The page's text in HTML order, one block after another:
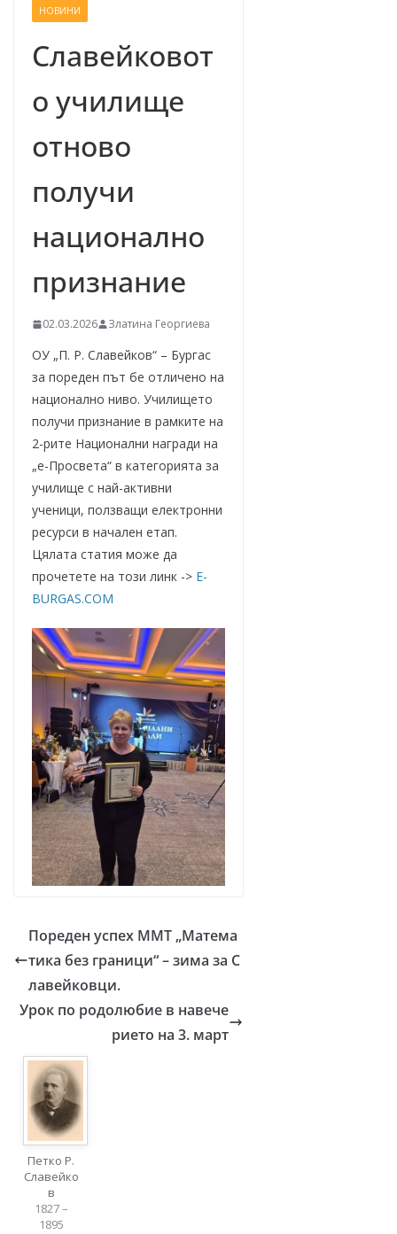
НОВИНИ
Славейковот
о училище
отново
получи
национално
признание
02.03.2026 Златина Георгиева
ОУ „П. Р. Славейков“ – Бургас
за пореден път бе отличено на
национално ниво. Училището
получи признание в рамките на
2-рите Национални награди на
„е-Просвета“ в категорията за
училище с най-активни
ученици, ползващи електронни
ресурси в начален етап.
Цялата статия може да
прочетете на този линк -> E-
BURGAS.COM
Пореден успех ММТ „Матема
тика без граници“ – зима за С
лавейковци.
Урок по родолюбие в навече
рието на 3. март
Петко Р.
Славейко
в
1827 –
1895